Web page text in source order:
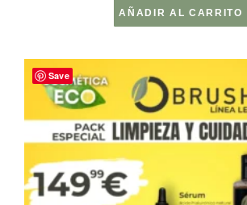
AÑADIR AL CARRITO
Save